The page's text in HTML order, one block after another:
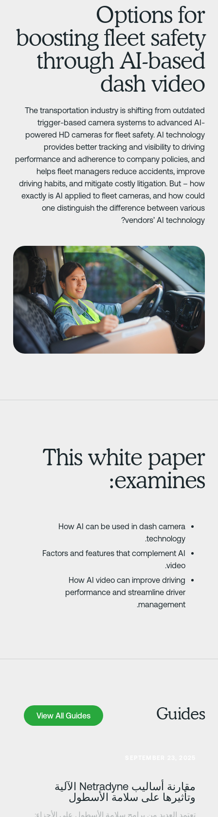
Options
boosting fleet
through AI-
dash
The transportation industry is shifting from
trigger-based camera systems to advanced
powered HD cameras for fleet safety. AI
provides better tracking and visibility to
performance and adherence to company policies,
helps fleet managers reduce accidents,
driving habits, and mitigate costly litigation. But –
exactly is AI applied to fleet cameras, and how
one distinguish the difference between
vendors’ AI
This white
How AI can be used in dash camera
technology.
Factors and features that complement AI
video.
How AI video can improve driving
performance and streamline driver
management.
View All Guides
View All Guides
مقارنة أساليب Netradyne الآلية
وتأثيرها على سلامة الأسطول
تعتمد العديد من برامج سلامة الأسطول على الأجزاء: